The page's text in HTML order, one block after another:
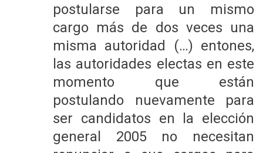
postularse para un mismo
cargo más de dos veces una
misma autoridad (…) entones,
las autoridades electas en este
momento que están
postulando nuevamente para
ser candidatos en la elección
general 2005 no necesitan